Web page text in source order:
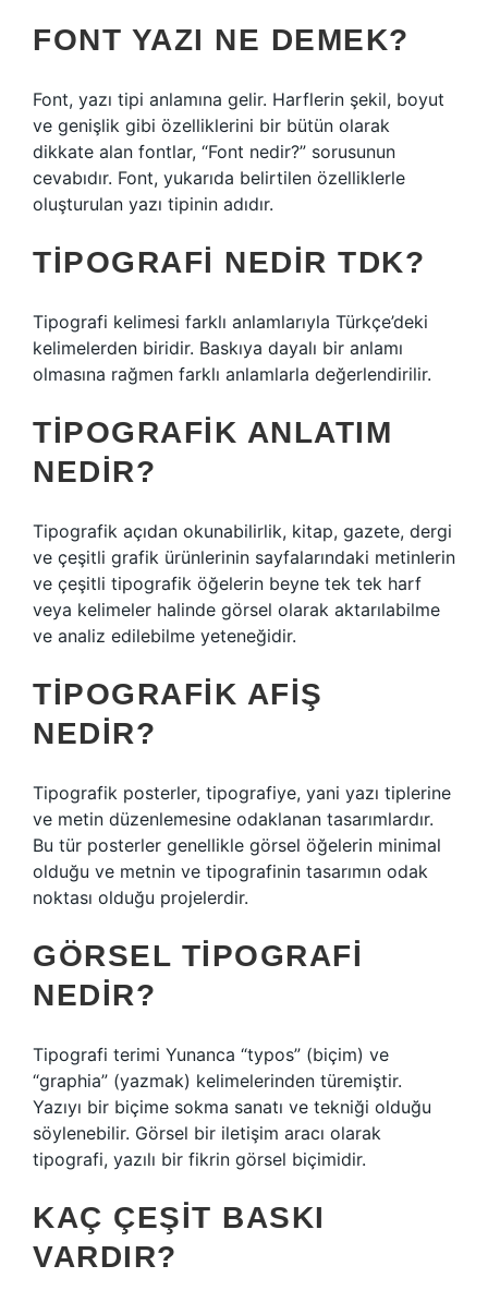
FONT YAZI NE DEMEK?
Font, yazı tipi anlamına gelir. Harflerin şekil, boyut
ve genişlik gibi özelliklerini bir bütün olarak
dikkate alan fontlar, “Font nedir?” sorusunun
cevabıdır. Font, yukarıda belirtilen özelliklerle
oluşturulan yazı tipinin adıdır.
TIPOGRAFI NEDIR TDK?
Tipografi kelimesi farklı anlamlarıyla Türkçe’deki
kelimelerden biridir. Baskıya dayalı bir anlamı
olmasına rağmen farklı anlamlarla değerlendirilir.
TIPOGRAFIK ANLATIM
NEDIR?
Tipografik açıdan okunabilirlik, kitap, gazete, dergi
ve çeşitli grafik ürünlerinin sayfalarındaki metinlerin
ve çeşitli tipografik öğelerin beyne tek tek harf
veya kelimeler halinde görsel olarak aktarılabilme
ve analiz edilebilme yeteneğidir.
TIPOGRAFIK AFIŞ
NEDIR?
Tipografik posterler, tipografiye, yani yazı tiplerine
ve metin düzenlemesine odaklanan tasarımlardır.
Bu tür posterler genellikle görsel öğelerin minimal
olduğu ve metnin ve tipografinin tasarımın odak
noktası olduğu projelerdir.
GÖRSEL TIPOGRAFI
NEDIR?
Tipografi terimi Yunanca “typos” (biçim) ve
“graphia” (yazmak) kelimelerinden türemiştir.
Yazıyı bir biçime sokma sanatı ve tekniği olduğu
söylenebilir. Görsel bir iletişim aracı olarak
tipografi, yazılı bir fikrin görsel biçimidir.
KAÇ ÇEŞIT BASKI
VARDIR?